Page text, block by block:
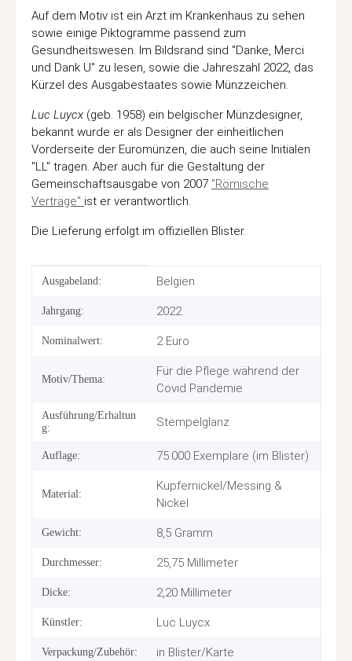
Auf dem Motiv ist ein Arzt im Krankenhaus zu sehen
sowie einige Piktogramme passend zum
Gesundheitswesen. Im Bildsrand sind "Danke, Merci
und Dank U" zu lesen, sowie die Jahreszahl 2022, das
Kürzel des Ausgabestaates sowie Münzzeichen.
Luc Luycx (geb. 1958) ein belgischer Münzdesigner,
bekannt wurde er als Designer der einheitlichen
Vorderseite der Euromünzen, die auch seine Initialen
"LL" tragen. Aber auch für die Gestaltung der
Gemeinschaftsausgabe von 2007 "Römische
Verträge" ist er verantwortlich.
Die Lieferung erfolgt im offiziellen Blister.
Produkteigenschaft
Wert
Ausgabeland: Belgien
Jahrgang: 2022
Nominalwert: 2 Euro
Motiv/Thema:
Für die Pflege während der
Covid Pandemie
Ausführung/Erhaltun
g:
Stempelglanz
Auflage: 75.000 Exemplare (im Blister)
Material:
Kupfernickel/Messing &
Nickel
Gewicht: 8,5 Gramm
Durchmesser: 25,75 Millimeter
Dicke: 2,20 Millimeter
Künstler: Luc Luycx
Verpackung/Zubehör: in Blister/Karte